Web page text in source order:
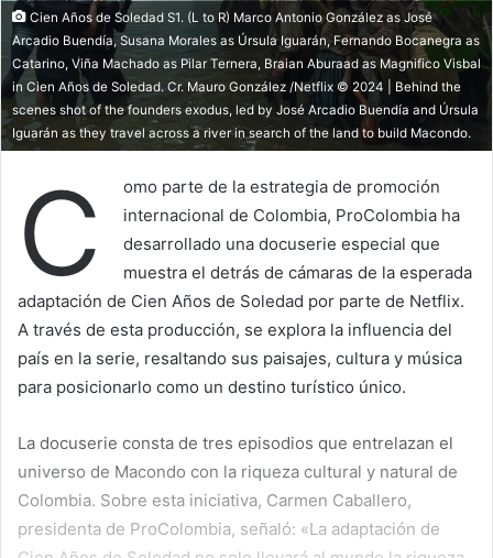
Cien Años de Soledad S1. (L to R) Marco Antonio González as José
Arcadio Buendía, Susana Morales as Úrsula Iguarán, Fernando Bocanegra as
Catarino, Viña Machado as Pilar Ternera, Braian Aburaad as Magnifico Visbal
in Cien Años de Soledad. Cr. Mauro González /Netflix © 2024 | Behind the
scenes shot of the founders exodus, led by José Arcadio Buendía and Úrsula
Iguarán as they travel across a river in search of the land to build Macondo.
C
omo parte de la estrategia de promoción
internacional de Colombia, ProColombia ha
desarrollado una docuserie especial que
muestra el detrás de cámaras de la esperada
adaptación de Cien Años de Soledad por parte de Netflix.
A través de esta producción, se explora la influencia del
país en la serie, resaltando sus paisajes, cultura y música
para posicionarlo como un destino turístico único.
La docuserie consta de tres episodios que entrelazan el
universo de Macondo con la riqueza cultural y natural de
Colombia. Sobre esta iniciativa, Carmen Caballero,
presidenta de ProColombia, señaló: «La adaptación de